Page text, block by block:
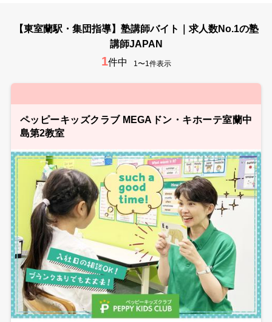
【東室蘭駅・集団指導】塾講師バイト｜求人数No.1の塾
講師JAPAN
1件中 1〜1件表示
ペッピーキッズクラブ MEGAドン・キホーテ室蘭中
島第2教室